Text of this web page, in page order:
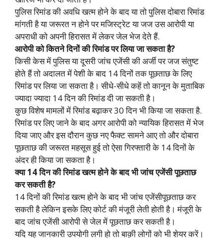
पुलिस रिमांड की अवधि खत्म होने के बाद या तो पुलिस दोबारा रिमांड
मांगती है या जरूरत न होने पर मजिस्ट्रेट या जज उस आरोपी या
अपराधी को अपनी हिरासत में लेकर जेल भेज देते हैं.
आरोपी को कितने दिनों की रिमांड पर लिया जा सकता है?
किसी केस में पुलिस या दूसरी जांच एजेंसी की अर्जी पर जज संतुष्ट
होते हैं तो अदालत में पेशी के बाद 14 दिनों तक पूछताछ के लिए
रिमांड पर लिया जा सकता है। सीधे-सीधे कहें तो कानून के मुताबिक
ज्यादा ज्यादा 14 दिन की रिमांड दी जा सकती है।
कुछ विशेष मामलों में रिमांड बढ़ाकर 30 दिन भी किया जा सकता है.
रिमांड पर लिए जाने के बाद अगर आरोपी को न्यायिक हिरासत में भेज
दिया जाए और इस दौरान कुछ नए फैक्ट सामने आए तो और दोबारा
पूछताछ की जरूरत महसूस हुई तो ऐसा गिरफ्तारी के 14 दिनों के
अंदर ही किया जा सकता है।
क्या 14 दिन की रिमांड खत्म होने के बाद भी जांच एजेंसी पूछताछ
कर सकती है?
14 दिनों की रिमांड खत्म होने के बाद भी जांच एजेंसीपूछताछ कर
सकती है लेकिन इसके लिए कोर्ट की मंजूरी लेती होती है। मंजूरी के
बाद जांच एजेंसी आरोपी से जेल में पूछताछ कर सकती है।
यदि यह जानकारी उपयोगी लगी हो तो बाक़ी लोगों को भी शेयर करें।